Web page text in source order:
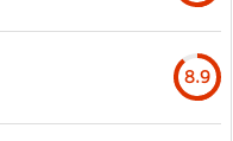
8.9